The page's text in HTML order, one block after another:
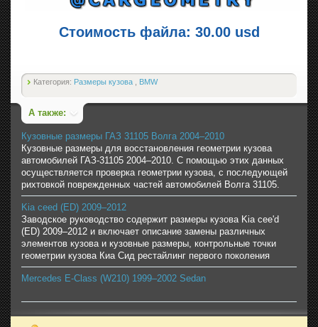
Стоимость файла: 30.00 usd
Категория: Размеры кузова BMW
А также:
Кузовные размеры ГАЗ 31105 Волга 2004–2010
Кузовные размеры для восстановления геометрии кузова
автомобилей ГАЗ-31105 2004–2010. С помощью этих данных
осуществляется проверка геометрии кузова, с последующей
рихтовкой поврежденных частей автомобилей Волга 31105.
Kia ceed (ED) 2009–2012
Заводское руководство содержит размеры кузова Kia cee'd
(ED) 2009–2012 и включает описание замены различных
элементов кузова и кузовные размеры, контрольные точки
геометрии кузова Киа Сид рестайлинг первого поколения
Mercedes E-Class (W210) 1999–2002 Sedan